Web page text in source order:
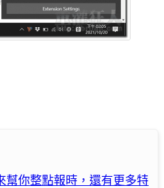
幫你整點報時，還有更多特